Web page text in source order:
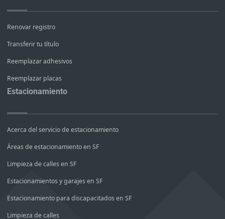
Renovar registro
Transferir tu título
Reemplazar adhesivos
Reemplazar placas
Estacionamiento
Acerca del servicio de estacionamiento
Áreas de estacionamiento en SF
Limpieza de calles en SF
Estacionamientos y garajes en SF
Estacionamiento para discapacitados en SF
Limpieza de calles